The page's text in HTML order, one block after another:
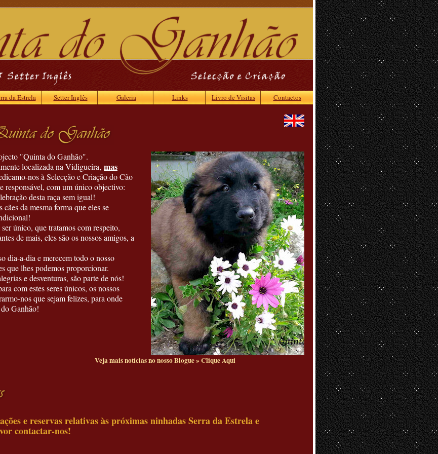
da Estrela Setter Inglês Galeria Links Livro de Visitas Contactos
"Quinta do Ganhão".
localizada na Vidigueira, mas
nos à Selecção e Criação do Cão
responsável, com um único objectivo:
desta raça sem igual!
da mesma forma que eles se
único, que tratamos com respeito,
de mais, eles são os nossos amigos, a
dia-a-dia e merecem todo o nosso
que lhes podemos proporcionar.
e desventuras, são parte de nós!
com estes seres únicos, os nossos
nos que sejam felizes, para onde
Ganhão!
Veja mais notícias no nosso Blogue » Clique Aqui
e reservas relativas às próximas ninhadas Serra da Estrela e
contactar-nos!